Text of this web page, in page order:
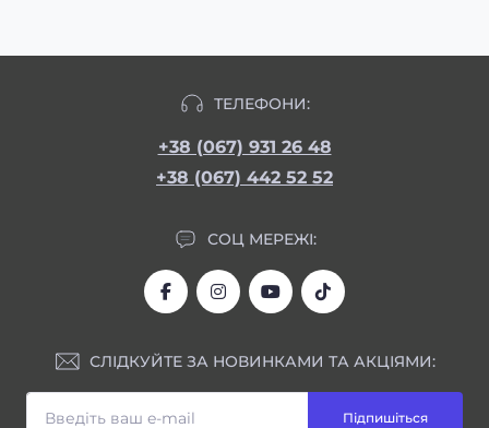
ТЕЛЕФОНИ:
+38 (067) 931 26 48
+38 (067) 442 52 52
СОЦ МЕРЕЖІ:
СЛІДКУЙТЕ ЗА НОВИНКАМИ ТА АКЦІЯМИ:
Підпишіться